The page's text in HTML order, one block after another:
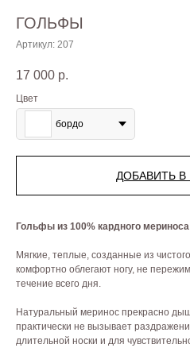
ГОЛЬФЫ
Артикул: 207
17 000 р.
Цвет
бордо
ДОБАВИТЬ В
Гольфы из 100% кардного мериноса
Мягкие, теплые, созданные из
комфортно облегают ногу, не
течение всего дня.
Натуральный меринос прекрасно
практически не вызывает
длительной носки и для